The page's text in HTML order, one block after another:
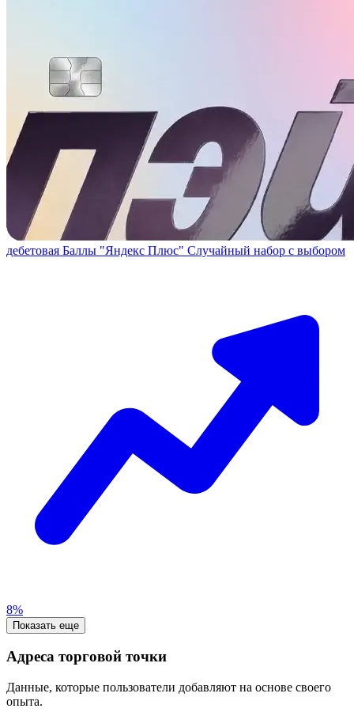
дебетовая Баллы "Яндекс Плюс" Случайный набор с выбором
8%
Показать еще
Адреса торговой точки
Данные, которые пользователи добавляют на основе своего
опыта.